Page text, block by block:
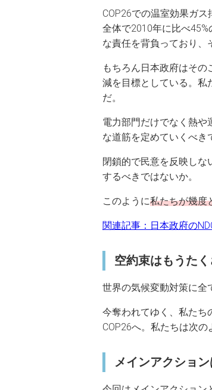
COP26での温室効果ガ
全体で2010年に比べ
な責任を背負っており、
もちろん日本政府はそ
減を目標としている。私
だ。
電力部門だけでなく熱や
な道筋を定めていくべき
閉鎖的で民意を反映しな
するべきではないか。
このように私たちが幾度
関連記事：日本政府の
空約束はもうたく
世界の気候変動対策に全
今奪われてゆく、私たち
COP26へ。私たちは次の
メインアクショ